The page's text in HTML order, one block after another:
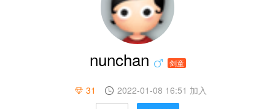
nunchan 剑童
31 2022-01-08 16:51 加入